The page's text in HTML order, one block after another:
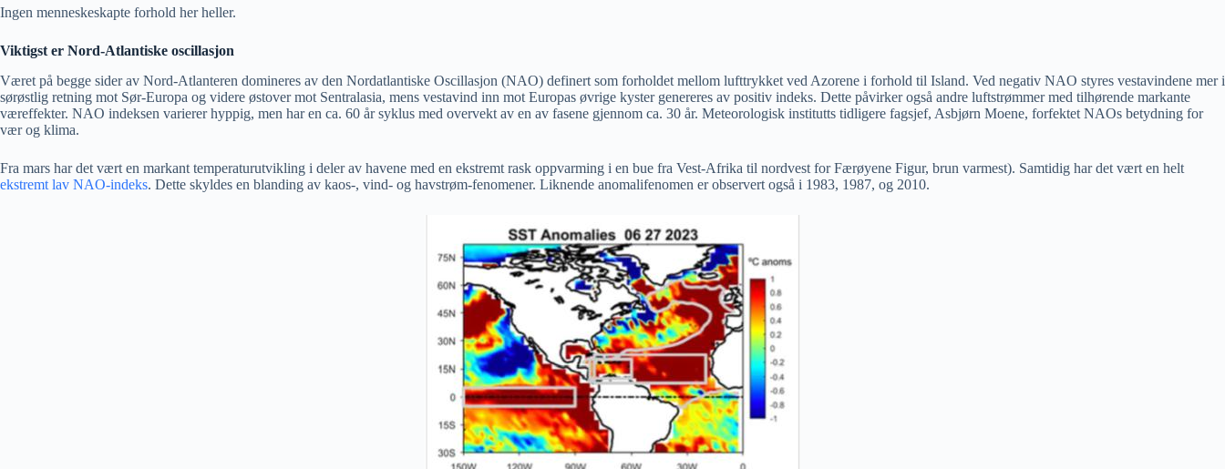
Ingen menneskeskapte forhold her heller.
Viktigst er Nord-Atlantiske oscillasjon
Været på begge sider av Nord-Atlanteren domineres av den Nordatlantiske Oscillasjon (NAO) definert som forholdet mellom lufttrykket ved Azorene i forhold til Island. Ved negativ NAO styres vestavindene mer i
sørøstlig retning mot Sør-Europa og videre østover mot Sentralasia, mens vestavind inn mot Europas øvrige kyster genereres av positiv indeks. Dette påvirker også andre luftstrømmer med tilhørende markante
væreffekter. NAO indeksen varierer hyppig, men har en ca. 60 år syklus med overvekt av en av fasene gjennom ca. 30 år. Meteorologisk institutts tidligere fagsjef, Asbjørn Moene, forfektet NAOs betydning for
vær og klima.
Fra mars har det vært en markant temperaturutvikling i deler av havene med en ekstremt rask oppvarming i en bue fra Vest-Afrika til nordvest for Færøyene Figur, brun varmest). Samtidig har det vært en helt
ekstremt lav NAO-indeks. Dette skyldes en blanding av kaos-, vind- og havstrøm-fenomener. Liknende anomalifenomen er observert også i 1983, 1987, og 2010.